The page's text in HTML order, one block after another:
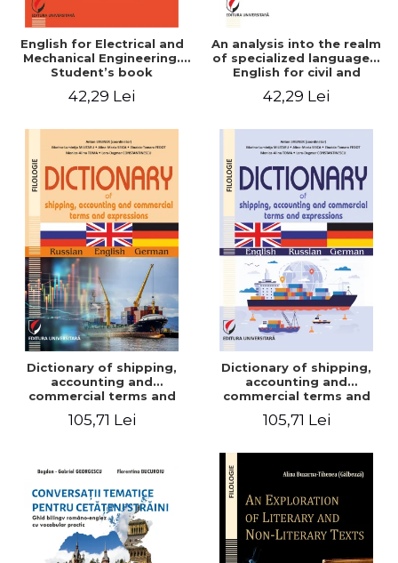
English for Electrical and
Mechanical Engineering.
Student’s book
42,29 Lei
An analysis into the realm
of specialized languages.
English for civil and
42,29 Lei
Dictionary of shipping,
accounting and
commercial terms and
English-German
105,71 Lei
Dictionary of shipping,
accounting and
commercial terms and
Russian – German
105,71 Lei